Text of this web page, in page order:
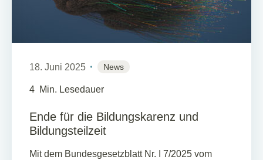
18. Juni 2025 News
4 Min. Lesedauer
Ende für die Bildungskarenz und
Bildungsteilzeit
Mit dem Bundesgesetzblatt Nr. I 7/2025 vom